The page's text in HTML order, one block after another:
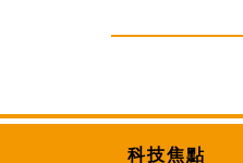
科技焦點